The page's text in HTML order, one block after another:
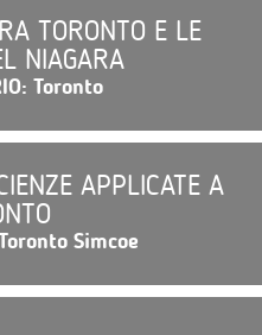
TORONTO E LE
NIAGARA
Toronto
APPLICATE A
Simcoe